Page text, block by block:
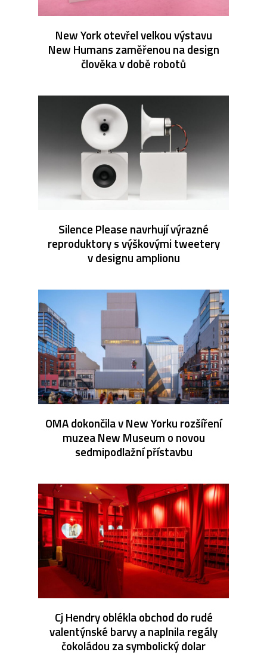
New York otevřel velkou výstavu
New Humans zaměřenou na design
člověka v době robotů
Silence Please navrhují výrazné
reproduktory s výškovými tweetery
v designu amplionu
OMA dokončila v New Yorku rozšíření
muzea New Museum o novou
sedmipodlažní přístavbu
Cj Hendry oblékla obchod do rudé
valentýnské barvy a naplnila regály
čokoládou za symbolický dolar